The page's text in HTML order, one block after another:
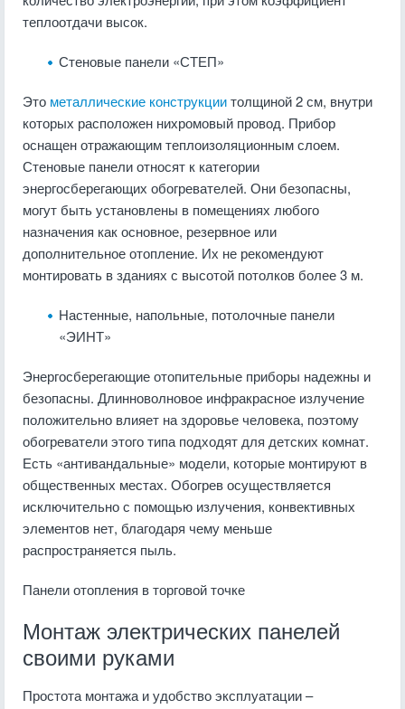
теплоотдачи высок.
Стеновые панели «СТЕП»
Это металлические конструкциитолщиной 2 см, внутри
которых расположен нихромовый провод. Прибор
оснащен отражающим теплоизоляционным слоем.
Стеновые панели относят к категории
энергосберегающих обогревателей. Они безопасны,
могут быть установлены в помещениях любого
назначения как основное, резервное или
дополнительное отопление. Их не рекомендуют
монтировать в зданиях с высотой потолков более 3 м.
Настенные, напольные, потолочные панели
«ЭИНТ»
Энергосберегающие отопительные приборы надежны и
безопасны. Длинноволновое инфракрасное излучение
положительно влияет на здоровье человека, поэтому
обогреватели этого типа подходят для детских комнат.
Есть «антивандальные» модели, которые монтируют в
общественных местах. Обогрев осуществляется
исключительно с помощью излучения, конвективных
элементов нет, благодаря чему меньше
распространяется пыль.
Панели отопления в торговой точке
Монтаж электрических панелей
своими руками
Простота монтажа и удобство эксплуатации –